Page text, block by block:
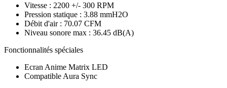
Vitesse : 2200 +/- 300 RPM
Pression statique : 3.88 mmH2O
Débit d'air : 70.07 CFM
Niveau sonore max : 36.45 dB(A)
Fonctionnalités spéciales
Ecran Anime Matrix LED
Compatible Aura Sync